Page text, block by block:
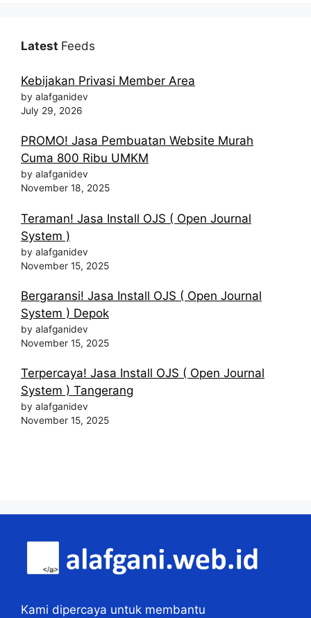
Latest Feeds
Kebijakan Privasi Member Area
by alafganidev
July 29, 2026
PROMO! Jasa Pembuatan Website Murah
Cuma 800 Ribu UMKM
by alafganidev
November 18, 2025
Teraman! Jasa Install OJS ( Open Journal
System )
by alafganidev
November 15, 2025
Bergaransi! Jasa Install OJS ( Open Journal
System ) Depok
by alafganidev
November 15, 2025
Terpercaya! Jasa Install OJS ( Open Journal
System ) Tangerang
by alafganidev
November 15, 2025
Kami dipercaya untuk membantu